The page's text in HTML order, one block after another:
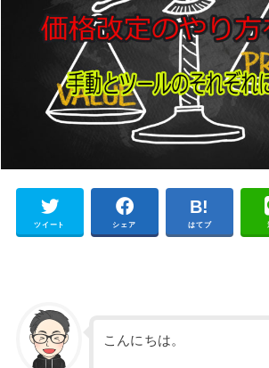
ツイート シェア はてブ
こんにちは。